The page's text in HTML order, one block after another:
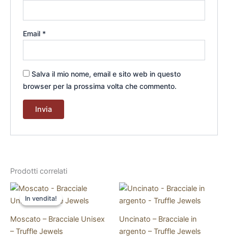
Email *
Salva il mio nome, email e sito web in questo
browser per la prossima volta che commento.
Prodotti correlati
In vendita!
In vendita!
Moscato – Bracciale Unisex
– Truffle Jewels
Uncinato – Bracciale in
argento – Truffle Jewels